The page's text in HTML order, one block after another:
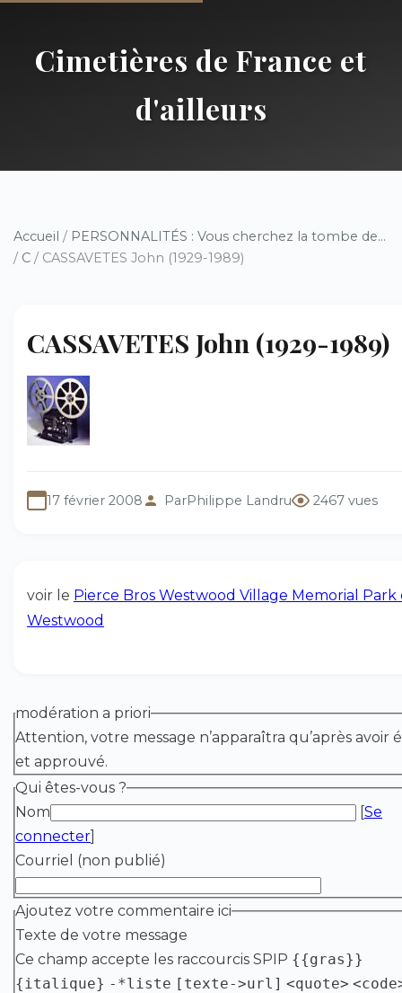
Cimetières de France et
d'ailleurs
Accueil / PERSONNALITÉS : Vous cherchez la tombe de...
/ C / CASSAVETES John (1929-1989)
CASSAVETES John (1929-1989)
17 février 2008 ParPhilippe Landru 2467 vues
voir le Pierce Bros Westwood Village Memorial Park
Westwood
modération a priori
Attention, votre message n’apparaîtra qu’après avoir
et approuvé.
Qui êtes-vous ?
Nom
[Se
connecter]
Courriel (non publié)
Ajoutez votre commentaire ici
Texte de votre message
Ce champ accepte les raccourcis SPIP {{gras}}
{italique} -*liste [texte->url] <quote>